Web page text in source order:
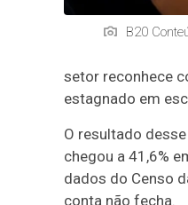
B20
setor reconhece
estagnado em
O resultado
chegou a 41,6%
dados do Censo
conta não fecha.